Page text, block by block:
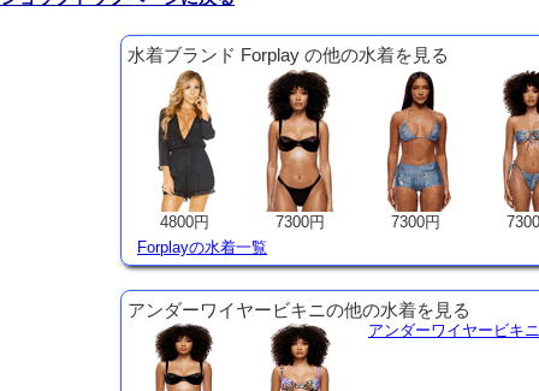
水着ブランド Forplay の他の水着を見る
4800円 7300円 7300円
Forplayの水着一覧
アンダーワイヤービキニの他の水着を見る
アンダーワイヤービキ